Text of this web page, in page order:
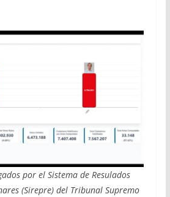
por el Sistema de Resulados
(Sirepre) del Tribunal Supremo